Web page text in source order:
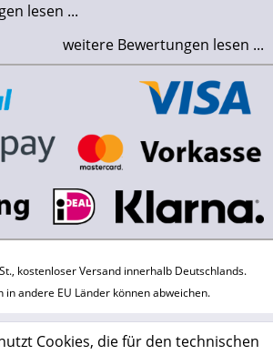
lesen ...
weitere Bewertungen lesen ...
kostenloser Versand innerhalb Deutschlands.
in andere EU Länder können abweichen.
Cookies, die für den technischen